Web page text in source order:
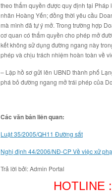
theo thẩm quyền được quy định tại
nhân Hoàng Yến; đồng thời yêu cầu
mà mình đã tự ý mở. Trong trường hợp
cơ quan có thẩm quyền cho phép mở
kết không sử dụng đường ngang này
phép và chịu trách nhiệm hoàn toàn về
– Lập hồ sơ gửi lên UBND thành phố
phá bỏ đường ngang mở trái phép của
Các văn bản liên quan:
Luật 35/2005/QH11 Đường sắt
Nghị định 44/2006/NĐ-CP Về việc xử
Trả lời bởi: Admin Portal
HOTLINE